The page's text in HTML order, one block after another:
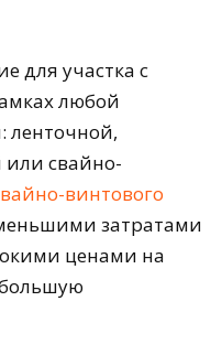
для участка с
любой
ленточной,
или свайно-
винтового
затратами
ценами на